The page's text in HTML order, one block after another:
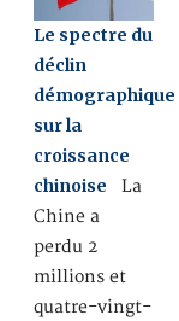
Le spectre du
déclin
démographique
sur la
croissance
chinoise La
Chine a
perdu 2
millions et
quatre-vingt-